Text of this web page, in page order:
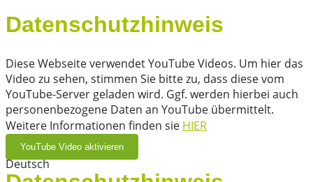
Datenschutzhinweis
Diese Webseite verwendet YouTube Videos. Um hier das
Video zu sehen, stimmen Sie bitte zu, dass diese vom
YouTube-Server geladen wird. Ggf. werden hierbei auch
personenbezogene Daten an YouTube übermittelt.
Weitere Informationen finden sie HIER
Deutsch